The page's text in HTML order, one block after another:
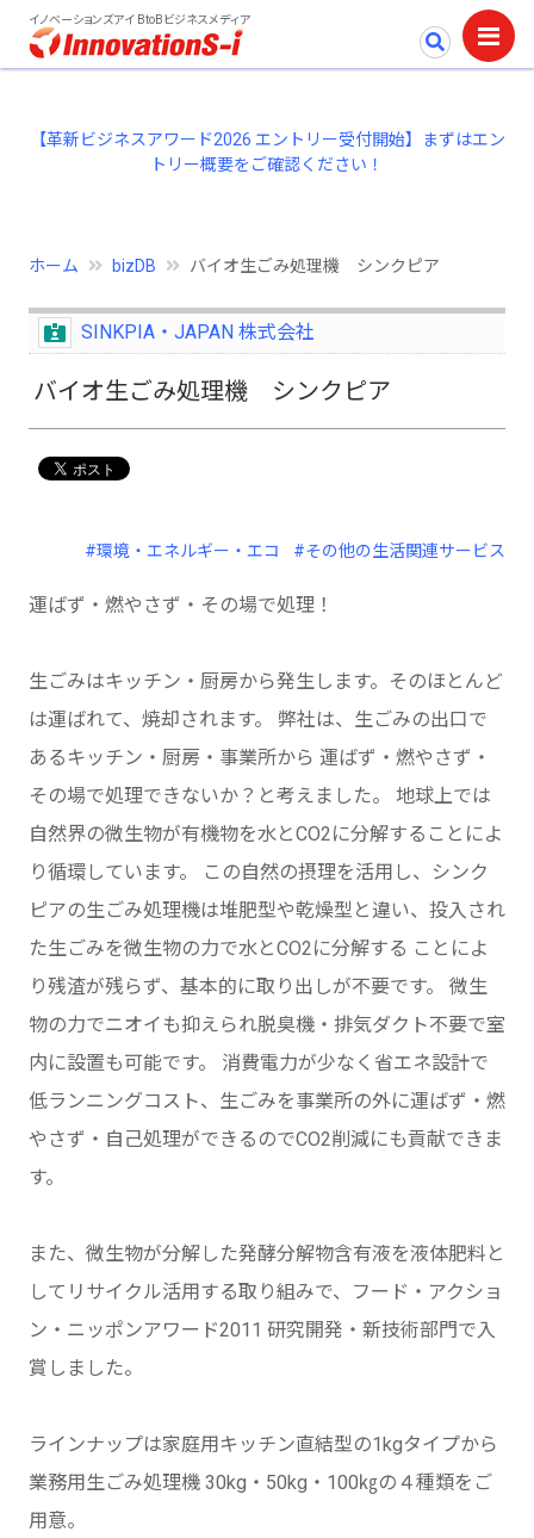
イノベーションズアイ BtoBビジネスメディア
【革新ビジネスアワード2026 エントリー受付開始】まずはエン
トリー概要をご確認ください！
ホーム bizDB バイオ生ごみ処理機 シンクピア
SINKPIA・JAPAN 株式会社
バイオ生ごみ処理機 シンクピア
#環境・エネルギー・エコ #その他の生活関連サービス
運ばず・燃やさず・その場で処理！
生ごみはキッチン・厨房から発生します。そのほとんど
は運ばれて、焼却されます。 弊社は、生ごみの出口で
あるキッチン・厨房・事業所から 運ばず・燃やさず・
その場で処理できないか？と考えました。 地球上では
自然界の微生物が有機物を水とCO2に分解することによ
り循環しています。 この自然の摂理を活用し、シンク
ピアの生ごみ処理機は堆肥型や乾燥型と違い、投入され
た生ごみを微生物の力で水とCO2に分解する ことによ
り残渣が残らず、基本的に取り出しが不要です。 微生
物の力でニオイも抑えられ脱臭機・排気ダクト不要で室
内に設置も可能です。 消費電力が少なく省エネ設計で
低ランニングコスト、生ごみを事業所の外に運ばず・燃
やさず・自己処理ができるのでCO2削減にも貢献できま
す。
また、微生物が分解した発酵分解物含有液を液体肥料と
してリサイクル活用する取り組みで、フード・アクショ
ン・ニッポンアワード2011 研究開発・新技術部門で入
賞しました。
ラインナップは家庭用キッチン直結型の1kgタイプから
業務用生ごみ処理機 30kg・50kg・100㎏の４種類をご
用意。